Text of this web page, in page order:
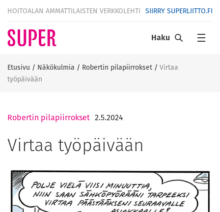
HOITOALAN AMMATTILAISTEN VERKKOLEHTI SIIRRY SUPERLIITTO.FI
Haku
Etusivu / Näkökulmia / Robertin pilapiirrokset / Virtaa
työpäivään
Robertin pilapiirrokset 2.5.2024
Virtaa työpäivään